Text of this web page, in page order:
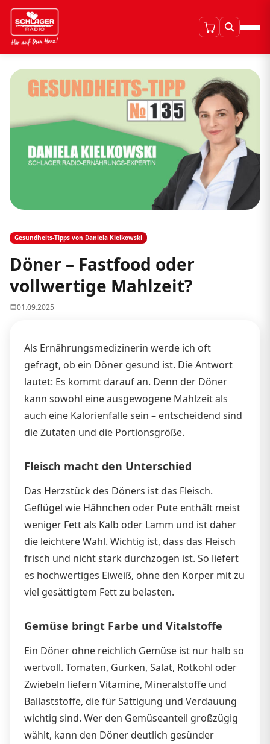
Gesundheits-Tipps von Daniela Kielkowski
Döner – Fastfood oder
vollwertige Mahlzeit?
01.09.2025
Als Ernährungsmedizinerin werde ich oft
gefragt, ob ein Döner gesund ist. Die Antwort
lautet: Es kommt darauf an. Denn der Döner
kann sowohl eine ausgewogene Mahlzeit als
auch eine Kalorienfalle sein – entscheidend sind
die Zutaten und die Portionsgröße.
Fleisch macht den Unterschied
Das Herzstück des Döners ist das Fleisch.
Geflügel wie Hähnchen oder Pute enthält meist
weniger Fett als Kalb oder Lamm und ist daher
die leichtere Wahl. Wichtig ist, dass das Fleisch
frisch und nicht stark durchzogen ist. So liefert
es hochwertiges Eiweiß, ohne den Körper mit zu
viel gesättigtem Fett zu belasten.
Gemüse bringt Farbe und Vitalstoffe
Ein Döner ohne reichlich Gemüse ist nur halb so
wertvoll. Tomaten, Gurken, Salat, Rotkohl oder
Zwiebeln liefern Vitamine, Mineralstoffe und
Ballaststoffe, die für Sättigung und Verdauung
wichtig sind. Wer den Gemüseanteil großzügig
wählt, kann den Döner deutlich gesünder